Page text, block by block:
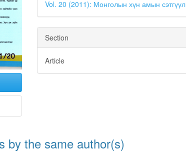
Vol. 20 (2011): Монголын хүн амын сэтгүүл
Section
Article
by the same author(s)